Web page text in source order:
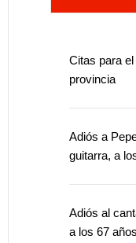
Citas para
provincia
Adiós a
guitarra, a
Adiós al
a los 67 años